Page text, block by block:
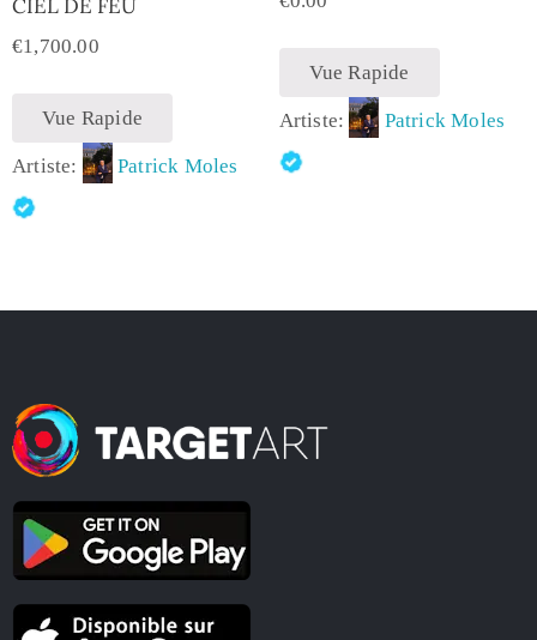
CIEL DE FEU
€1,700.00
Vue Rapide
Artiste: Patrick Moles
Vue Rapide
Artiste: Patrick Moles